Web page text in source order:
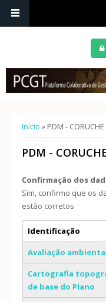
Está aqui
Início » PDM - CORUCHE
PDM -
Confirmação dos
Sim, confirmo que os
estão corretos
Separadores
Identificação
(separador ativo)
Avaliação
Cartografia
de base do Plano